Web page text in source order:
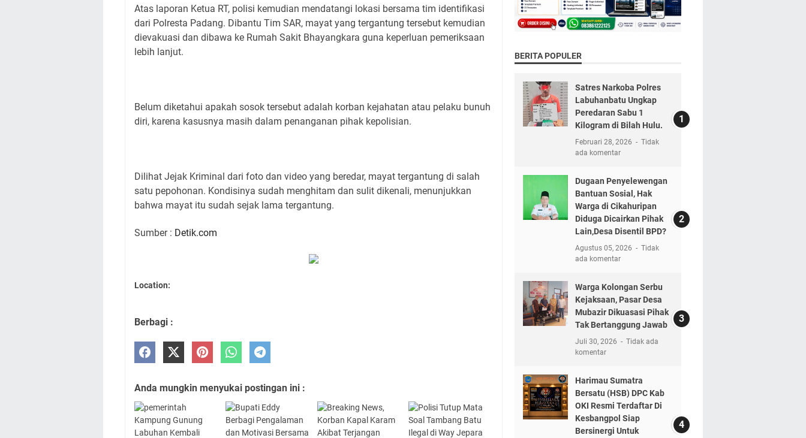
Atas laporan Ketua RT, polisi kemudian mendatangi lokasi bersama tim identifikasi
dari Polresta Padang. Dibantu Tim SAR, mayat yang tergantung tersebut kemudian
dievakuasi dan dibawa ke Rumah Sakit Bhayangkara guna keperluan pemeriksaan
lebih lanjut.
Belum diketahui apakah sosok tersebut adalah korban kejahatan atau pelaku bunuh
diri, karena kasusnya masih dalam penanganan pihak kepolisian.
Dilihat Jejak Kriminal dari foto dan video yang beredar, mayat tergantung di salah
satu pepohonan. Kondisinya sudah menghitam dan sulit dikenali, menunjukkan
bahwa mayat itu sudah sejak lama tergantung.
Sumber : Detik.com
Location:
Berbagi :
Anda mungkin menyukai postingan ini :
BERITA POPULER
Satres Narkoba Polres
Labuhanbatu Ungkap
Peredaran Sabu 1
Kilogram di Bilah Hulu.
Februari 28, 2026
Tidak
ada komentar
Dugaan Penyelewengan
Bantuan Sosial, Hak
Warga di Cikahuripan
Diduga Dicairkan Pihak
Lain,Desa Disentil BPD?
Agustus 05, 2026
Tidak
ada komentar
Warga Kolongan Serbu
Kejaksaan, Pasar Desa
Mubazir Dikuasasi Pihak
Tak Bertanggung Jawab
Juli 30, 2026
Tidak ada
komentar
Harimau Sumatra
Bersatu (HSB) DPC Kab
OKI Resmi Terdaftar Di
Kesbangpol Siap
Bersinergi Untuk